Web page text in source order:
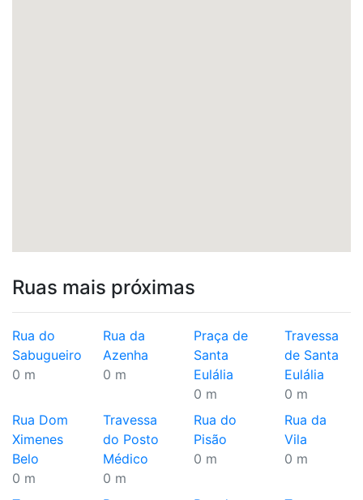
Ruas mais próximas
Rua do
Sabugueiro
0 m
Rua da
Azenha
0 m
Praça de
Santa
Eulália
0 m
Travessa
de Santa
Eulália
0 m
Rua Dom
Ximenes
Belo
0 m
Travessa
do Posto
Médico
0 m
Rua do
Pisão
0 m
Rua da
Vila
0 m